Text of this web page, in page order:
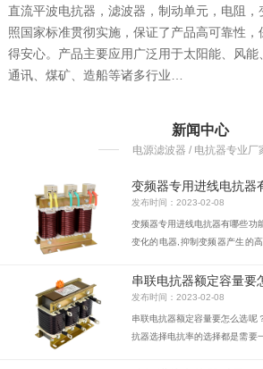
直流平波电抗器，滤波器，制动单元，电阻
照国家标准贯彻实施，保证了产品高可靠性，
得安心。产品主要应用广泛用于太阳能、风能
通讯、煤矿、造船等诸多行业…
新闻中心
电源滤波器 / 电抗器专业厂
变频器专用进线电抗器
发布时间：2023-02-08
变频器专用进线电抗器有哪些功
变化的电器,抑制变频器产生的
串联电抗器额定容量要
发布时间：2023-02-08
串联电抗器额定容量要怎么选呢
抗器选择电抗率的选择都是需要